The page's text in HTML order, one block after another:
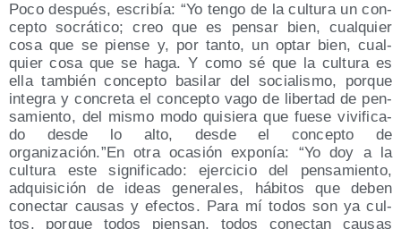
Poco des­pués, escri­bía: “Yo ten­go de la cul­tu­ra un con­
cep­to socrá­ti­co; creo que es pen­sar bien, cual­quier
cosa que se pien­se y, por tan­to, un optar bien, cual­
quier cosa que se haga. Y como sé que la cul­tu­ra es
ella tam­bién con­cep­to basi­lar del socia­lis­mo, por­que
inte­gra y con­cre­ta el con­cep­to vago de liber­tad de pen­
sa­mien­to, del mis­mo modo qui­sie­ra que fue­se vivi­fi­ca­
do des­de lo alto, des­de el con­cep­to de
organización.”En otra oca­sión expo­nía: “Yo doy a la
cul­tu­ra este sig­ni­fi­ca­do: ejer­ci­cio del pen­sa­mien­to,
adqui­si­ción de ideas gene­ra­les, hábi­tos que deben
conec­tar cau­sas y efec­tos. Para mí todos son ya cul­
tos, por­que todos pien­san, todos conec­tan cau­sas